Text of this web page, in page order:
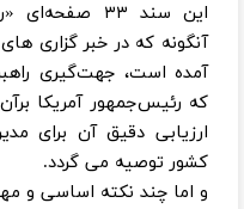
آنگونه که در خبر گزاری
آمده است، جهت‌گیری
که رئیس‌جمهور آمریکا
ارزیابی دقیق آن برای
کشور توصیه می گردد.
و اما چند نکته اساسی و